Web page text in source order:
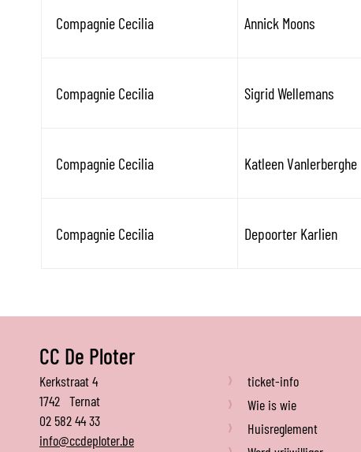
Compagnie Cecilia Annick Moons
Compagnie Cecilia Sigrid Wellemans
Compagnie Cecilia Katleen Vanlerberghe
Compagnie Cecilia Depoorter Karlien
CC De Ploter
De
Ploter
Adres
Kerkstraat 4
1742 Ternat
Tel.
02 582 44 33
E-
info@ccdeploter.be
ticket-info
Wie is wie
Huisreglement